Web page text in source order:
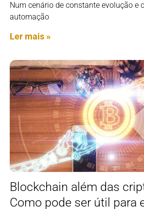
Num cenário de constante evolução e
automação
Ler mais »
Blockchain além das
Como pode ser útil para